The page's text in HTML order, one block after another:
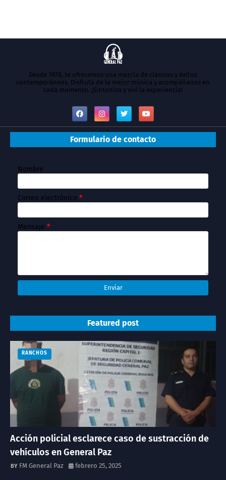
Desde 1978, te ofrecemos una mezcla de clásicos y éxitos
contemporáneos. Disfruta de la mejor música y acompáñanos en
cada momento. ¡Sintoniza y vivi la experiencia!
Formulario de contacto
Nombre
Correo electrónico *
Mensaje *
Featured post
RANCHOS
Acción policial esclarece caso de sustracción de
vehículos en General Paz
FM General Paz febrero 25, 2025